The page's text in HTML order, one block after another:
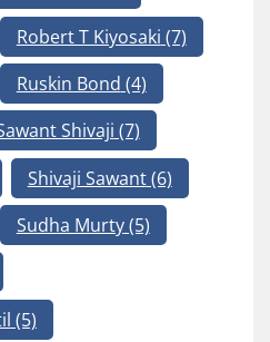
Robert T Kiyosaki (7)
Ruskin Bond (4)
Shivaji (7)
Shivaji Sawant(6)
Sudha Murty(5)
(5)